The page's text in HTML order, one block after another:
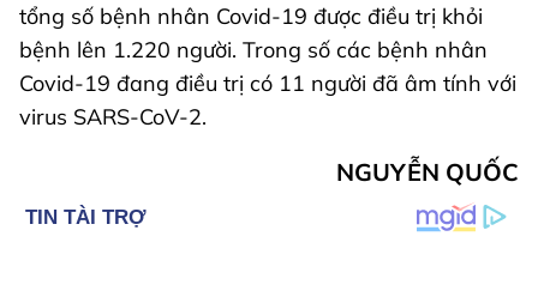
tổng số bệnh nhân Covid-19 được điều trị khỏi
bệnh lên 1.220 người. Trong số các bệnh nhân
Covid-19 đang điều trị có 11 người đã âm tính với
virus SARS-CoV-2.
NGUYỄN QUỐC